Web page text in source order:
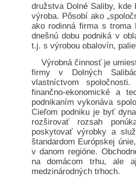
družstva Dolné Saliby, kde
výroba. Pôsobí ako
ako rodinná firma s troma
dnešnú dobu podniká v
t.j. s výrobou obalovín,
Výrobná činnosť je
firmy v Dolných
vlastníctvom
finančno-ekonomické a
podnikaním vykonáva
Cieľom podniku je byť
rozširovať rozsah
poskytovať výrobky a
štandardom Európskej
v danom regióne.
na domácom trhu, ale
medzinárodných trhoch.